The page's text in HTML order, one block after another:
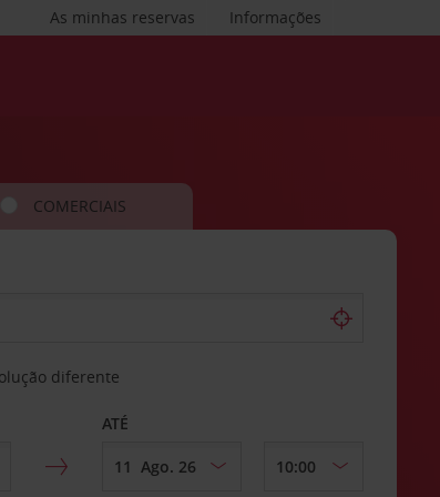
Informações
As minhas reservas
COMERCIAIS
diferente
ATÉ